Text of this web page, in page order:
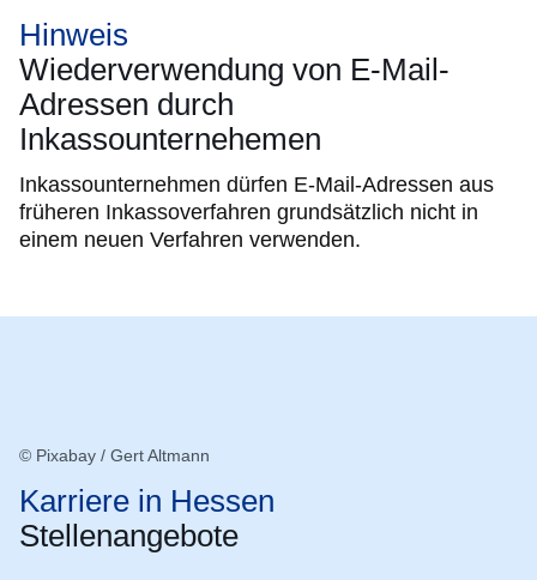
Hinweis
Wiederverwendung von E-Mail-
Adressen durch
Inkassounternehemen
Inkassounternehmen dürfen E-Mail-Adressen aus
früheren Inkassoverfahren grundsätzlich nicht in
einem neuen Verfahren verwenden.
© Pixabay / Gert Altmann
Karriere in Hessen
Stellenangebote